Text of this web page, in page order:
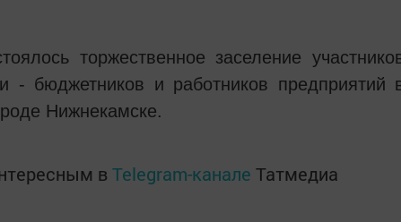
торжественное заселение
- бюджетников и работников предприятий
Нижнекамске.
в Telegram-канале Татмедиа